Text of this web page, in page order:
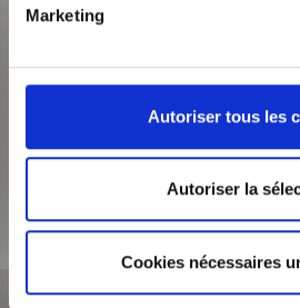
Marketing
Autoriser tous les
Autoriser la
Cookies nécessaires
995€/mois CC